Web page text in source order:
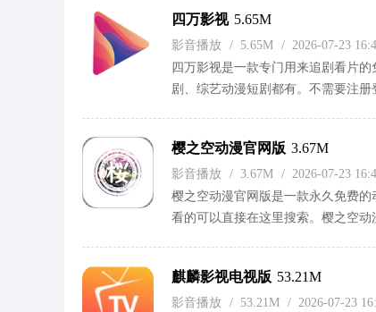
四万影视 5.65M
影音播放 / 5.65M / 2026-07-23
四万影视是一款专门用来追剧看片
剧、综艺动漫短剧都有。不需要注
樱之空动漫官网版 3.67M
影音播放 / 3.67M / 2026-07-23
樱之空动漫官网版是一款永久免费
看的可以直接在这里搜索。樱之空
麒麟影视电视版 53.21M
影音播放 / 53.21M / 2026-07-23